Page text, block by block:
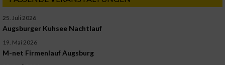
25. Juli 2026
Augsburger Kuhsee Nachtlauf
19. Mai 2026
M-net Firmenlauf Augsburg